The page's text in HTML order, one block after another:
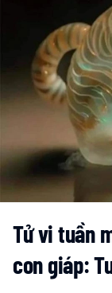
Tử vi tuần
con giáp: